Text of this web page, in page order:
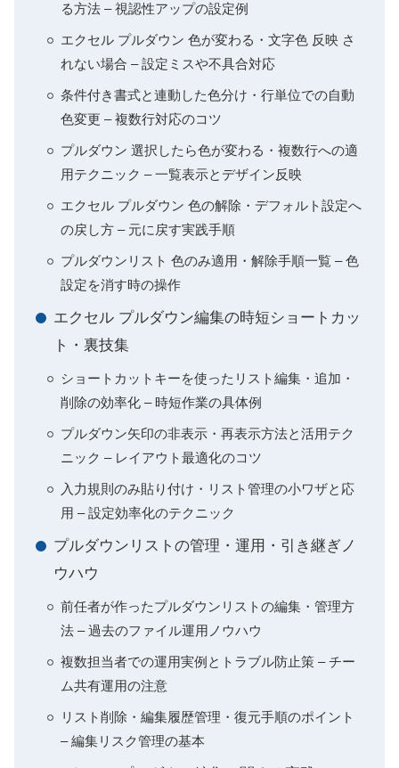
る方法 – 視認性アップの設定例
エクセル プルダウン 色が変わる・文字色 反映 さ
れない場合 – 設定ミスや不具合対応
条件付き書式と連動した色分け・行単位での自動
色変更 – 複数行対応のコツ
プルダウン 選択したら色が変わる・複数行への適
用テクニック – 一覧表示とデザイン反映
エクセル プルダウン 色の解除・デフォルト設定へ
の戻し方 – 元に戻す実践手順
プルダウンリスト 色のみ適用・解除手順一覧 – 色
設定を消す時の操作
エクセル プルダウン編集の時短ショートカッ
ト・裏技集
ショートカットキーを使ったリスト編集・追加・
削除の効率化 – 時短作業の具体例
プルダウン矢印の非表示・再表示方法と活用テク
ニック – レイアウト最適化のコツ
入力規則のみ貼り付け・リスト管理の小ワザと応
用 – 設定効率化のテクニック
プルダウンリストの管理・運用・引き継ぎノ
ウハウ
前任者が作ったプルダウンリストの編集・管理方
法 – 過去のファイル運用ノウハウ
複数担当者での運用実例とトラブル防止策 – チー
ム共有運用の注意
リスト削除・編集履歴管理・復元手順のポイント
– 編集リスク管理の基本